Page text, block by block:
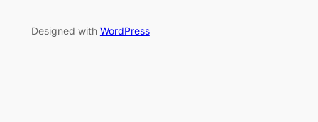
Designed with WordPress